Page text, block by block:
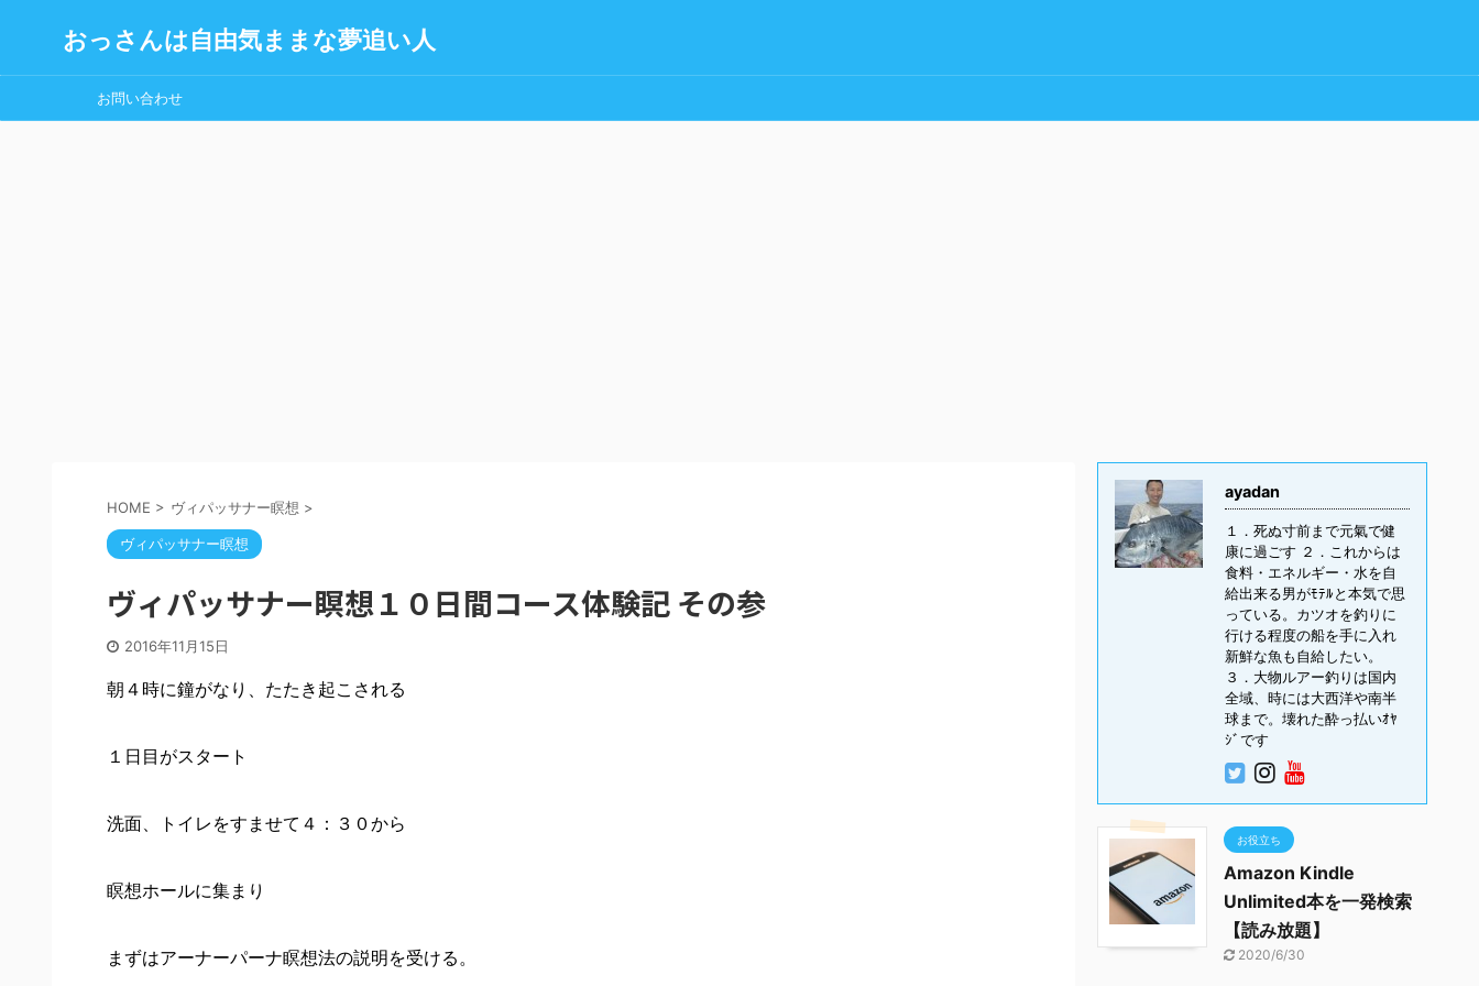
おっさんは自由気ままな夢追い人
お問い合わせ
HOME > ヴィパッサナー瞑想 >
ヴィパッサナー瞑想
ヴィパッサナー瞑想１０日間コース体験記 その参
2016年11月15日
朝４時に鐘がなり、たたき起こされる
１日目がスタート
洗面、トイレをすませて４：３０から
瞑想ホールに集まり
まずはアーナーパーナ瞑想法の説明を受ける。
ayadan
１．死ぬ寸前まで元氣で健
康に過ごす ２．これからは
食料・エネルギー・水を自
給出来る男がﾓﾃﾙと本気で思
っている。カツオを釣りに
行ける程度の船を手に入れ
新鮮な魚も自給したい。
３．大物ルアー釣りは国内
全域、時には大西洋や南半
球まで。壊れた酔っ払いｵﾔ
ｼﾞです
お役立ち
Amazon Kindle
Unlimited本を一発検索
【読み放題】
2020/6/30